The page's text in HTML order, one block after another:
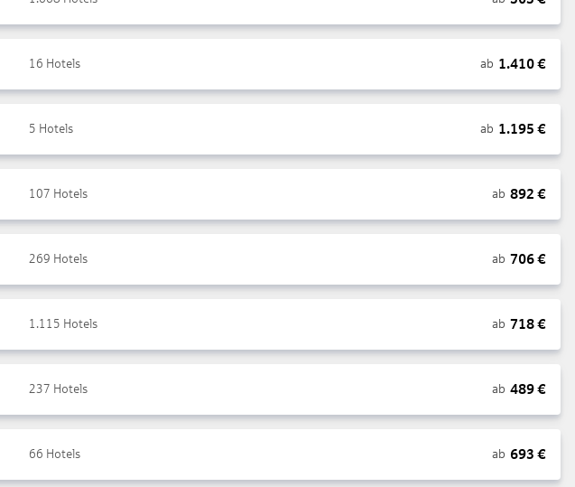
16 Hotels ab 1.410€
5 Hotels ab 1.195 €
107 Hotels ab 892 €
269 Hotels ab 706€
1.115 Hotels ab 718€
237 Hotels ab 489€
66 Hotels ab 693 €